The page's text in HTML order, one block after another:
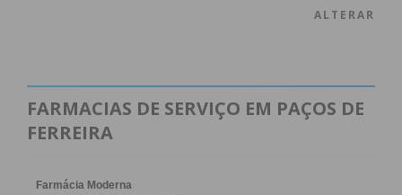
ALTERAR
FARMACIAS DE SERVIÇO EM PAÇOS DE
FERREIRA